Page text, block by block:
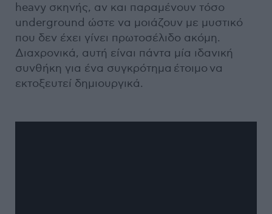
heavy σκηνής, αν και παραμένουν τόσο
underground ώστε να μοιάζουν με μυστικό
που δεν έχει γίνει πρωτοσέλιδο ακόμη.
Διαχρονικά, αυτή είναι πάντα μία ιδανική
συνθήκη για ένα συγκρότημα έτοιμο να
εκτοξευτεί δημιουργικά.